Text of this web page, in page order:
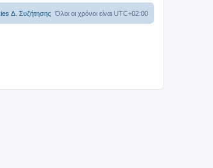
Όλοι οι χρόνοι είναι UTC+02:00
Δ. Συζήτησης